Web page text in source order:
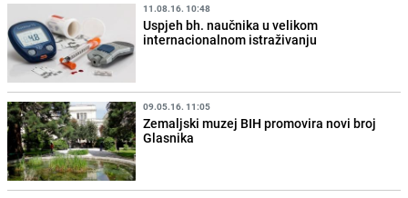
11.08.16. 10:48
Uspjeh bh. naučnika u velikom
internacionalnom istraživanju
09.05.16. 11:05
Zemaljski muzej BIH promovira novi broj
Glasnika